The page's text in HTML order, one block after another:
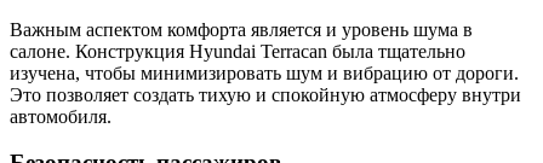
Важным аспектом комфорта является и уровень шума в
салоне. Конструкция Hyundai Terracan была тщательно
изучена, чтобы минимизировать шум и вибрацию от дороги.
Это позволяет создать тихую и спокойную атмосферу внутри
автомобиля.